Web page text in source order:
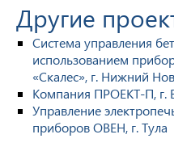
Другие
Система управления
использованием
«Скалес», г. Нижний
Компания ПРОЕКТ-П, г.
Управление
приборов ОВЕН, г. Тула